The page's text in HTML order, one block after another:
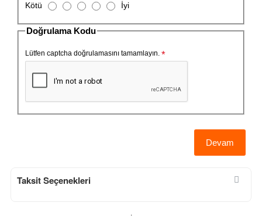
l
m
a
Kötü İyi
Doğrulama Kodu
Lütfen captcha doğrulamasını tamamlayın.
Devam
Taksit Seçenekleri